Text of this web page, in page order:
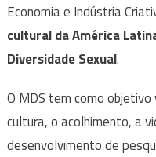
Economia e Indústria
cultural da América
Diversidade Sexual.
O MDS tem como
cultura, o acolhimento, a
desenvolvimento de